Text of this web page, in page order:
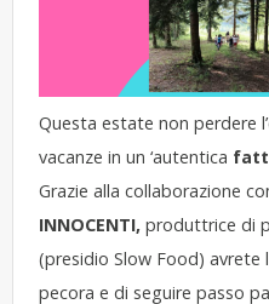
Questa estate non perdere
vacanze in un ‘autentica
Grazie alla collaborazione
INNOCENTI,produttrice di
(presidio Slow Food) avrete
pecora e di seguire passo